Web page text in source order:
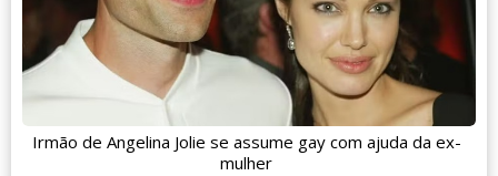
Irmão de Angelina Jolie se assume gay com ajuda da ex-
mulher